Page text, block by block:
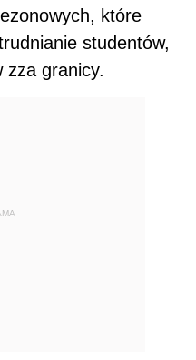
które
studentów,
zza granicy.